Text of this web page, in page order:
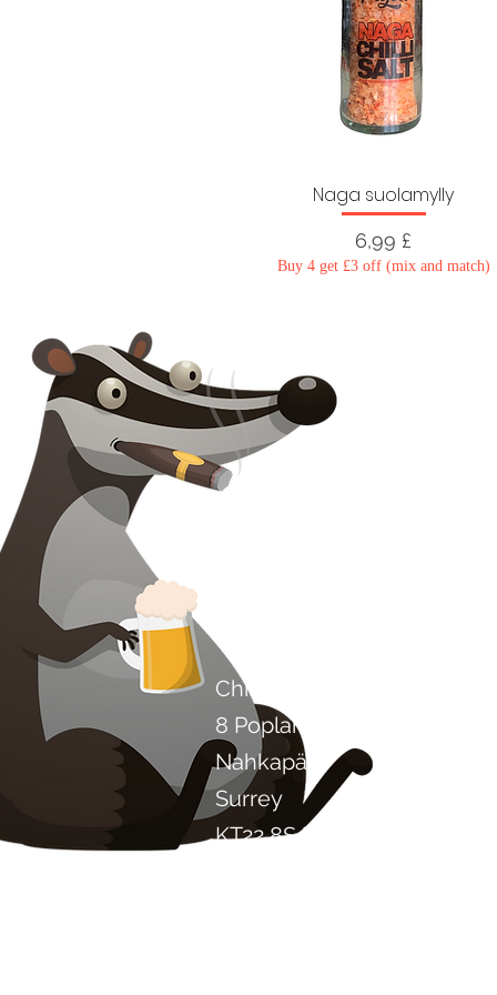
Naga suolamylly
Hinta
6,99 £
Buy 4 get £3 off (mix and match)
Chilli Project Artisan Foods
8 Poplar Road
Nahkapää
Surrey
KT22 8SJ